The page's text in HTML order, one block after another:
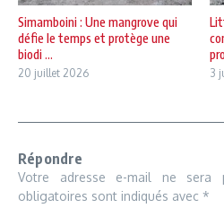
Simamboini : Une mangrove qui
défie le temps et protège une
biodi ...
20 juillet 2026 3
Répondre
Votre adresse e-mail ne sera
obligatoires sont indiqués avec *